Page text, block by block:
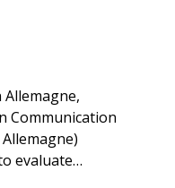
Allemagne,
Communication
evaluate…